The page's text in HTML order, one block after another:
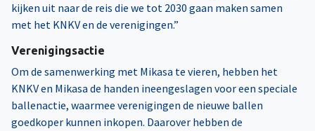
kijken uit naar de reis die we tot 2030 gaan maken samen
met het KNKV en de verenigingen.”
Verenigingsactie
Om de samenwerking met Mikasa te vieren, hebben het
KNKV en Mikasa de handen ineengeslagen voor een speciale
ballenactie, waarmee verenigingen de nieuwe ballen
goedkoper kunnen inkopen. Daarover hebben de